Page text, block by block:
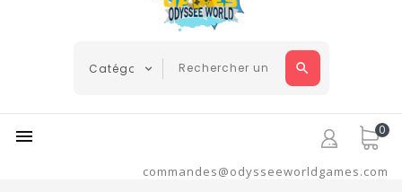
 0
commandes@odysseeworldgames.com